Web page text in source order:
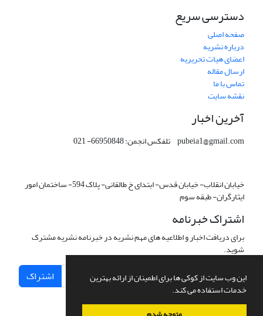
این وب سایت از کوکی ها برای اطمینان از ارائه بهترین
خدمات استفاده می کند.
دسترسی سریع
صفحه اصلی
درباره نشریه
اعضای هیات تحریریه
ارسال مقاله
تماس با ما
نقشه سایت
آخرین اخبار
pubeia1@gmail.com تلفکس انجمن: 66950848- 021
خیابان انقلاب- خیابان قدس- ابتدای خ طالقانی- پلاک 594- ساختمان امور
ایثارگران- طبقه سوم
اشتراک خبرنامه
برای دریافت اخبار و اطلاعیه های مهم نشریه در خبرنامه نشریه مشترک
شوید.
اشتراک